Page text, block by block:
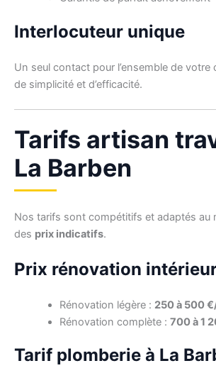
Interlocuteur unique
Un seul contact pour l’ensemble de votre
de simplicité et d’efficacité.
Tarifs artisan
La Barben
Nos tarifs sont compétitifs et adaptés au
des prix indicatifs.
Prix rénovation
Rénovation légère : 250 à 500
Rénovation complète : 700 à 1
Tarif plomberie à La